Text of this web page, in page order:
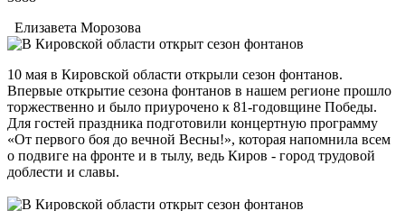
Елизавета Морозова
10 мая в Кировской области открыли сезон фонтанов.
Впервые открытие сезона фонтанов в нашем регионе прошло
торжественно и было приурочено к 81-годовщине Победы.
Для гостей праздника подготовили концертную программу
«От первого боя до вечной Весны!», которая напомнила всем
о подвиге на фронте и в тылу, ведь Киров - город трудовой
доблести и славы.